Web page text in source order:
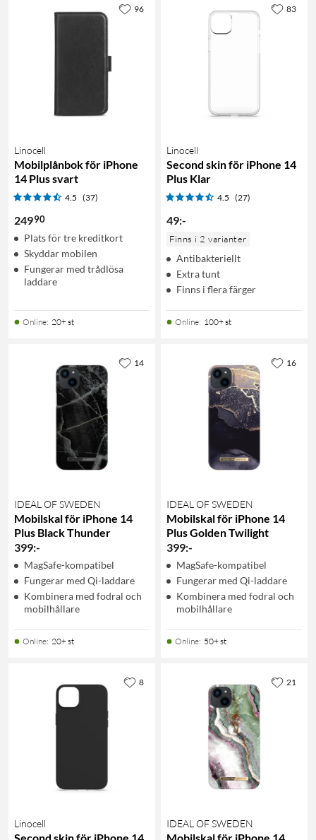
Linocell
Mobilplånbok för iPhone
14 Plus svart
4.5 (37)
24990
Plats för tre kreditkort
Skyddar mobilen
Fungerar med trådlösa
laddare
Online: 20+ st
96
Linocell
Second skin för iPhone 14
Plus Klar
4.5 (27)
49:-
Finns i 2 varianter
Antibakteriellt
Extra tunt
Finns i flera färger
Online: 100+ st
83
IDEAL OF SWEDEN
Mobilskal för iPhone 14
Plus Black Thunder
399:-
MagSafe-kompatibel
Fungerar med Qi-laddare
Kombinera med fodral och
mobilhållare
Online: 20+ st
14
IDEAL OF SWEDEN
Mobilskal för iPhone 14
Plus Golden Twilight
399:-
MagSafe-kompatibel
Fungerar med Qi-laddare
Kombinera med fodral och
mobilhållare
Online: 50+ st
16
Linocell
8
IDEAL OF SWEDEN
21